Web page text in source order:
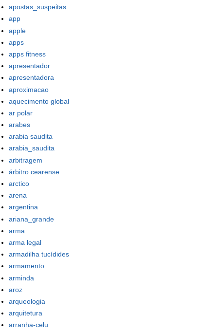
apostas_suspeitas
app
apple
apps
apps fitness
apresentador
apresentadora
aproximacao
aquecimento global
ar polar
arabes
arabia saudita
arabia_saudita
arbitragem
árbitro cearense
arctico
arena
argentina
ariana_grande
arma
arma legal
armadilha tucídides
armamento
arminda
aroz
arqueologia
arquitetura
arranha-celu